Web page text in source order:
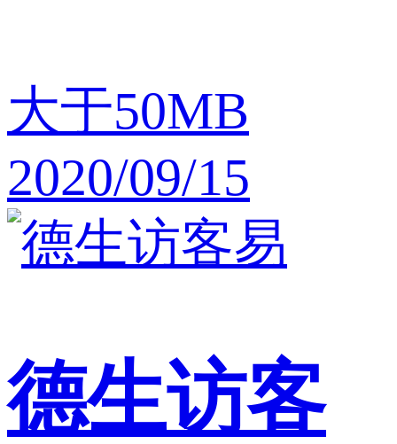
大于50MB
2020/09/15
德生访客